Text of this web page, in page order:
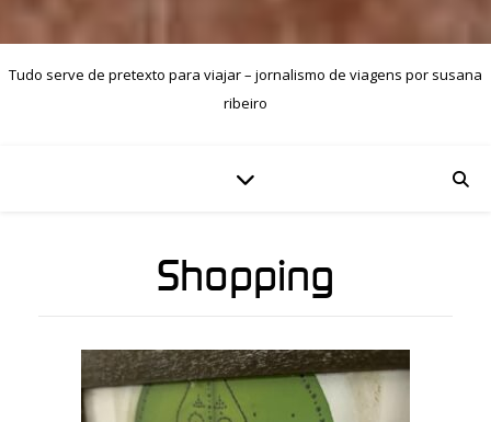
Tudo serve de pretexto para viajar – jornalismo de viagens por susana
ribeiro
Shopping